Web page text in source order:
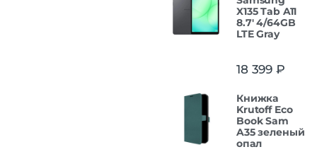
X135 Tab A11
8.7' 4/64GB
LTE Gray
18 399 ₽
Книжка
Krutoff Eco
Book Sam
A35 зеленый
опал